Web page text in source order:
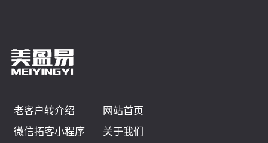
老客户转介绍
网站首页
微信拓客小程序
关于我们